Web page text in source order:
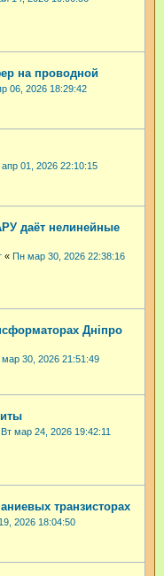
на проводной
06, 2026 18:29:42
01, 2026 22:10:15
даёт нелинейные
« Пн мар 30, 2026 22:38:16
Днiпро
мар 30, 2026 21:51:49
Вт мар 24, 2026 19:42:11
транзисторах
2026 18:04:50